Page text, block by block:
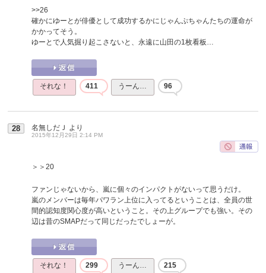
>>26
確かにゆーとが俳優として成功するかにじゃんぷちゃんたちの運命が
かかってそう。
ゆーとで人気掘り起こさないと、永遠に山田の1枚看板…
それな！ 411 うーん… 96
28 名無しだＪ より
2015年12月29日 2:14 PM
＞＞20
ファンじゃないから、嵐に個々のインパクトがないって思うだけ。
嵐のメンバーは毎年パワラン上位に入ってるということは、全員の世
間的認知度関心度が高いということ。その上グループでも強い。その
辺は昔のSMAPだって同じだったでしょーが。
それな！ 299 うーん… 215